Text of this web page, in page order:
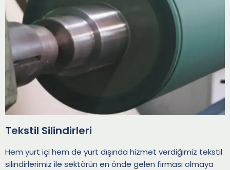
Tekstil Silindirleri
Hem yurt içi hem de yurt dışında hizmet verdiğimiz tekstil
silindirlerimiz ile sektörün en önde gelen firması olmaya